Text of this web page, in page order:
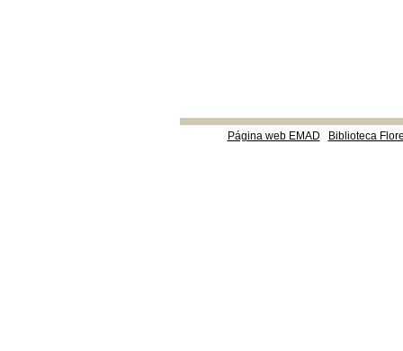
Página web EMAD Biblioteca